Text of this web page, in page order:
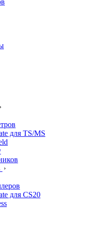
для TS/MS
для CS20